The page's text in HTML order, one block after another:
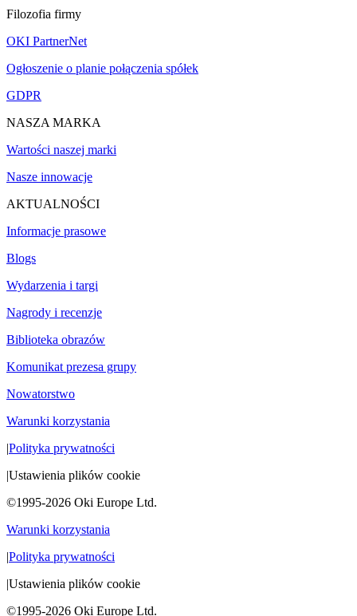
Filozofia firmy
OKI PartnerNet
Ogłoszenie o planie połączenia spółek
GDPR
NASZA MARKA
Wartości naszej marki
Nasze innowacje
AKTUALNOŚCI
Informacje prasowe
Blogs
Wydarzenia i targi
Nagrody i recenzje
Biblioteka obrazów
Komunikat prezesa grupy
Nowatorstwo
Warunki korzystania
|Polityka prywatności
|Ustawienia plików cookie
©1995-2026 Oki Europe Ltd.
Warunki korzystania
|Polityka prywatności
|Ustawienia plików cookie
©1995-2026 Oki Europe Ltd.